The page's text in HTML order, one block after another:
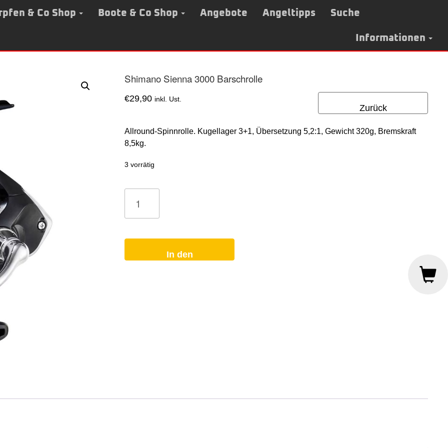
& Co Shop Boote & Co Shop Angebote Angeltipps Suche
Informationen
Shimano Sienna 3000 Barschrolle
Zurück
€29,90 inkl. Ust.
Allround-Spinnrolle. Kugellager 3+1, Übersetzung 5,2:1, Gewicht 320g, Bremskraft
8,5kg.
3 vorrätig
Shimano
Sienna
In den